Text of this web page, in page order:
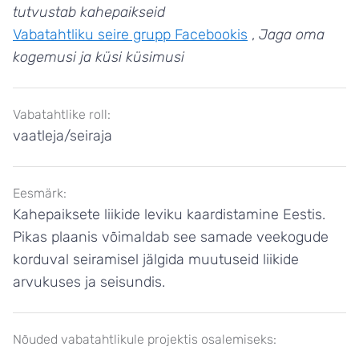
tutvustab kahepaikseid
Vabatahtliku seire grupp Facebookis
Jaga oma
kogemusi ja küsi küsimusi
Vabatahtlike roll:
vaatleja/seiraja
Eesmärk:
Kahepaiksete liikide leviku kaardistamine Eestis.
Pikas plaanis võimaldab see samade veekogude
korduval seiramisel jälgida muutuseid liikide
arvukuses ja seisundis.
Nõuded vabatahtlikule projektis osalemiseks: